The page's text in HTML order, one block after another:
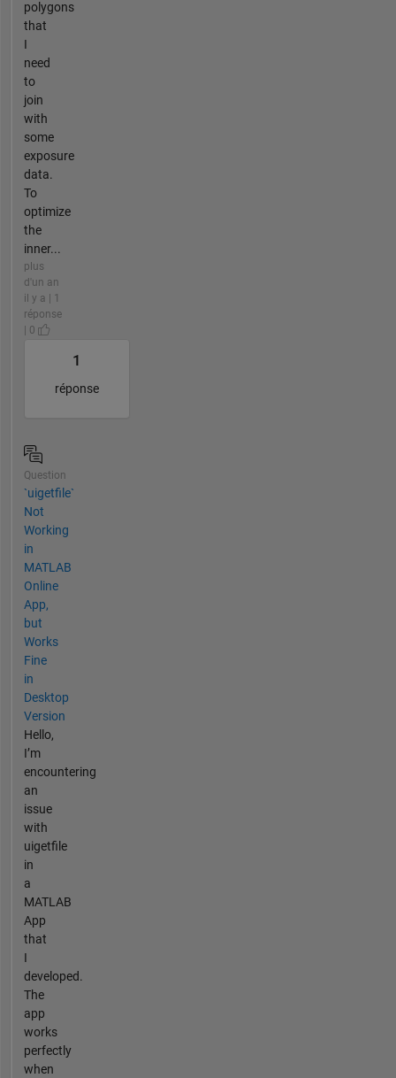
polygons
that
I
need
to
join
with
some
exposure
data.
To
optimize
the
inner...
plus
d'un an
il y a | 1
réponse
| 0
1
réponse
Question
`uigetfile`
Not
Working
in
MATLAB
Online
App,
but
Works
Fine
in
Desktop
Version
Hello,
I’m
encountering
an
issue
with
uigetfile
in
a
MATLAB
App
that
I
developed.
The
app
works
perfectly
when